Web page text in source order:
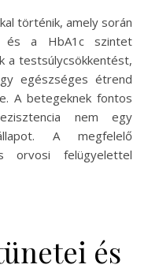
történik, amely során
és a HbA1c szintet
a testsúlycsökkentést,
egészséges étrend
A betegeknek fontos
nem egy
A megfelelő
orvosi felügyelettel
és